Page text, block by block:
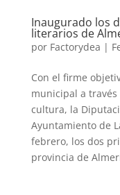
Inaugurado los
literarios de
por Factorydea |
Con el firme
municipal a
cultura, la
Ayuntamiento de
febrero, los dos
provincia de